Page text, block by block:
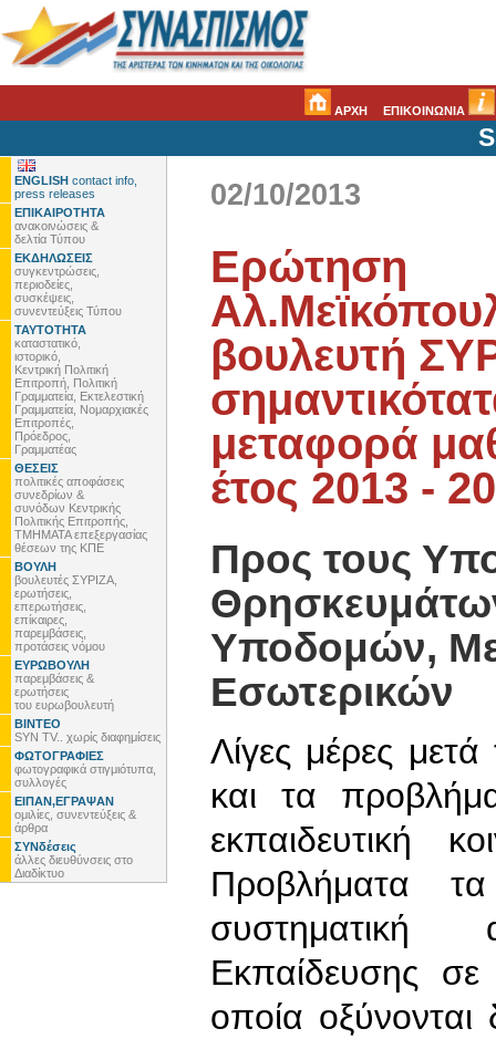
ΑΡΧΗ ΕΠΙΚΟΙΝΩΝΙΑ
ENGLISH contact info,
press releases
ΕΠΙΚΑΙΡΟΤΗΤΑ
ανακοινώσεις &
δελτία Τύπου
ΕΚΔΗΛΩΣΕΙΣ
συγκεντρώσεις,
περιοδείες,
συσκέψεις,
συνεντεύξεις Τύπου
ΤΑΥΤΟΤΗΤΑ
καταστατικό,
ιστορικό,
Κεντρική Πολιτική
Επιτροπή, Πολιτική
Γραμματεία, Εκτελεστική
Γραμματεία, Νομαρχιακές
Επιτροπές,
Πρόεδρος,
Γραμματέας
ΘΕΣΕΙΣ
πολιτικές αποφάσεις
συνεδρίων &
συνόδων Κεντρικής
Πολιτικής Επιτροπής,
ΤΜΗΜΑΤΑ επεξεργασίας
θέσεων της ΚΠΕ
ΒΟΥΛΗ
βουλευτές ΣΥΡΙΖΑ,
ερωτήσεις,
επερωτήσεις,
επίκαιρες,
παρεμβάσεις,
προτάσεις νόμου
ΕΥΡΩΒΟΥΛΗ
παρεμβάσεις &
ερωτήσεις
του ευρωβουλευτή
ΒΙΝΤΕΟ
SYN TV.. χωρίς διαφημίσεις
ΦΩΤΟΓΡΑΦΙΕΣ
φωτογραφικά στιγμιότυπα,
συλλογές
ΕΙΠΑΝ,ΕΓΡΑΨΑΝ
ομιλίες, συνεντεύξεις &
άρθρα
ΣΥΝδέσεις
άλλες διευθύνσεις στο
Διαδίκτυο
02/10/2013
Ερώτηση
βουλευτή
μεταφορά
έτος 2013 -
Προς τους
Υποδομών,
Εσωτερικών
Λίγες μέρες
και τα
εκπαιδευτική
Προβλήματα
Εκπαίδευσης σε
οποία οξύνονται